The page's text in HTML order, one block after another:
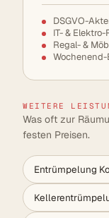
DSGVO-
IT- &
Regal- &
WEITERE
Was oft zur
festen Preisen.
Entrümpelung